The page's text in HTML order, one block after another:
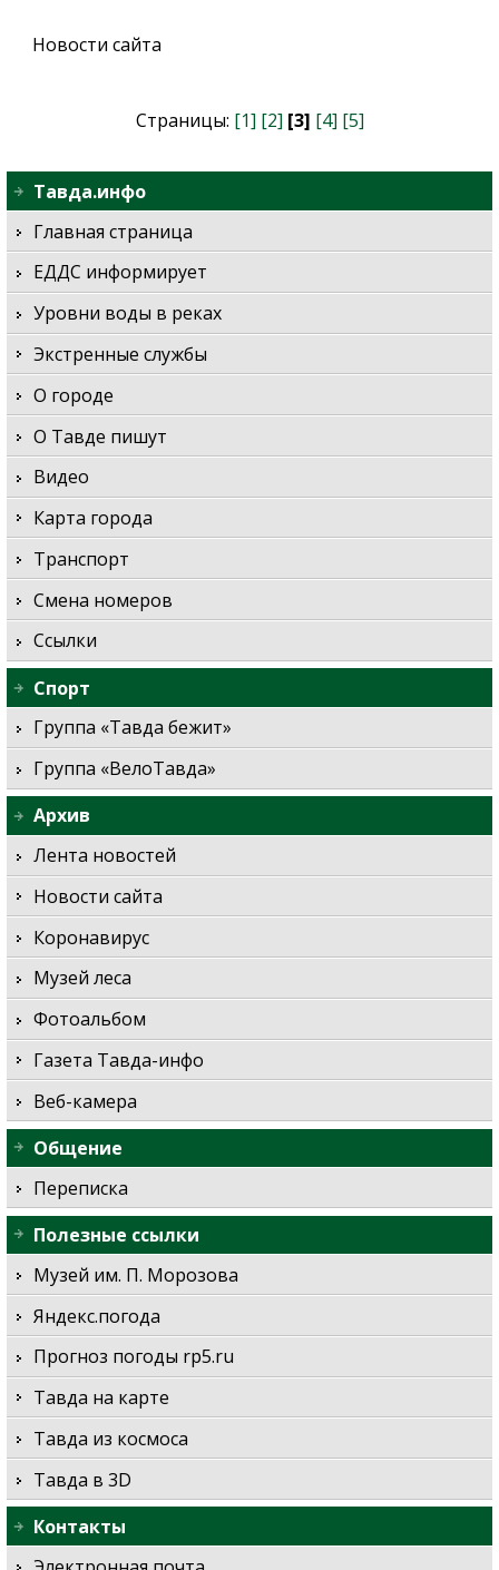
Новости сайта
Страницы: [1] [2] [3] [4] [5]
Тавда.инфо
Главная страница
ЕДДС информирует
Уровни воды в реках
Экстренные службы
О городе
О Тавде пишут
Видео
Карта города
Транспорт
Смена номеров
Ссылки
Спорт
Группа «Тавда бежит»
Группа «ВелоТавда»
Архив
Лента новостей
Новости сайта
Коронавирус
Музей леса
Фотоальбом
Газета Тавда-инфо
Веб-камера
Общение
Переписка
Полезные ссылки
Музей им. П. Морозова
Яндекс.погода
Прогноз погоды rp5.ru
Тавда на карте
Тавда из космоса
Тавда в 3D
Контакты